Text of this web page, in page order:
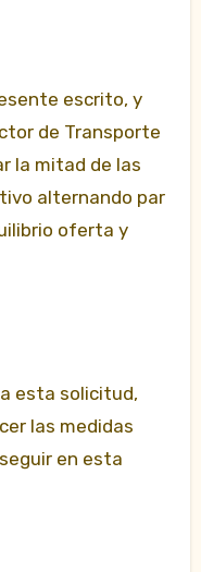
escrito, y
de Transporte
la mitad de las
alternando par
oferta y
esta solicitud,
las medidas
en esta